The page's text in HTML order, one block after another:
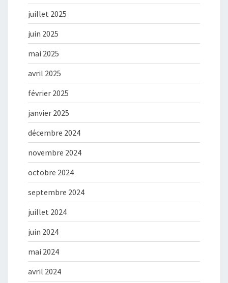
juillet 2025
juin 2025
mai 2025
avril 2025
février 2025
janvier 2025
décembre 2024
novembre 2024
octobre 2024
septembre 2024
juillet 2024
juin 2024
mai 2024
avril 2024